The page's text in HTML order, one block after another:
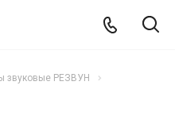
звуковые РЕЗВУН